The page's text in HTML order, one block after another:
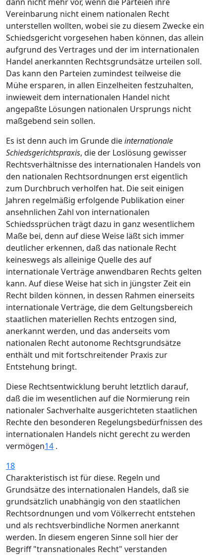
Vereinbarung nicht einem nationalen Recht
unterstellen wollten, wobei sie zu diesem Zwecke ein
Schiedsgericht vorgesehen haben können, das allein
aufgrund des Vertrages und der im internationalen
Handel anerkannten Rechtsgrundsätze urteilen soll.
Das kann den Parteien zumindest teilweise die
Mühe ersparen, in allen Einzelheiten festzuhalten,
inwieweit dem internationalen Handel nicht
angepaßte Lösungen nationalen Ursprungs nicht
maßgebend sein sollen.
Es ist denn auch im Grunde dieinternationale
Schiedsgerichtspraxis, die der Loslösung gewisser
Rechtsverhältnisse des internationalen Handels von
den nationalen Rechtsordnungen erst eigentlich
zum Durchbruch verholfen hat. Die seit einigen
Jahren regelmäßig erfolgende Publikation einer
ansehnlichen Zahl von internationalen
Schiedssprüchen trägt dazu in ganz wesentlichem
Maße bei, denn auf diese Weise läßt sich immer
deutlicher erkennen, daß das nationale Recht
keineswegs als alleinige Quelle des auf
internationale Verträge anwendbaren Rechts gelten
kann. Auf diese Weise hat sich in jüngster Zeit ein
Recht bilden können, in dessen Rahmen einerseits
internationale Verträge, die dem Geltungsbereich
staatlichen materiellen Rechts entzogen sind,
anerkannt werden, und das anderseits vom
nationalen Recht autonome Rechtsgrundsätze
enthält und mit fortschreitender Praxis zur
Entstehung bringt.
Diese Rechtsentwicklung beruht letztlich darauf,
daß die im wesentlichen auf die Normierung rein
nationaler Sachverhalte ausgerichteten staatlichen
Rechte den besonderen Regelungsbedürfnissen des
internationalen Handels nicht gerecht zu werden
vermögen14 .
18
Charakteristisch ist für diese. Regeln und
Grundsätze des internationalen Handels, daß sie
grundsätzlich unabhängig von den staatlichen
Rechtsordnungen und vom Völkerrecht entstehen
und als rechtsverbindliche Normen anerkannt
werden. In diesem engeren Sinne soll hier der
Begriff "transnationales Recht" verstanden